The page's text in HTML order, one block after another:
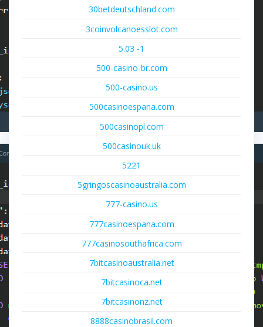
30betdeutschland.com
3coinvolcanoesslot.com
5.03 -1
500-casino-br.com
500-casino.us
500casinoespana.com
500casinopl.com
500casinouk.uk
5221
5gringoscasinoaustralia.com
777-casino.us
777casinoespana.com
777casinosouthafrica.com
7bitcasinoaustralia.net
7bitcasinoca.net
7bitcasinonz.net
8888casinobrasil.com